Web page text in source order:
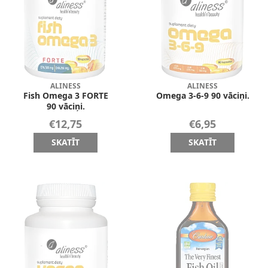
ALINESS
Fish Omega 3 FORTE
90 vāciņi.
€12,75
SKATĪT
ALINESS
Omega 3-6-9 90 vāciņi.
€6,95
SKATĪT